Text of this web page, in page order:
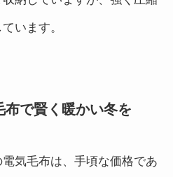
います。
布で賢く暖かい冬を
気毛布は、手頃な価格であ